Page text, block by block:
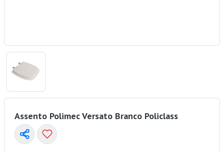
Assento Polimec Versato Branco Policlass